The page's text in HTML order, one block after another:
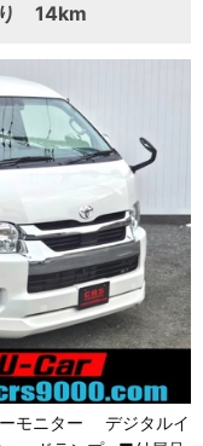
14km
モニター デジタルイ